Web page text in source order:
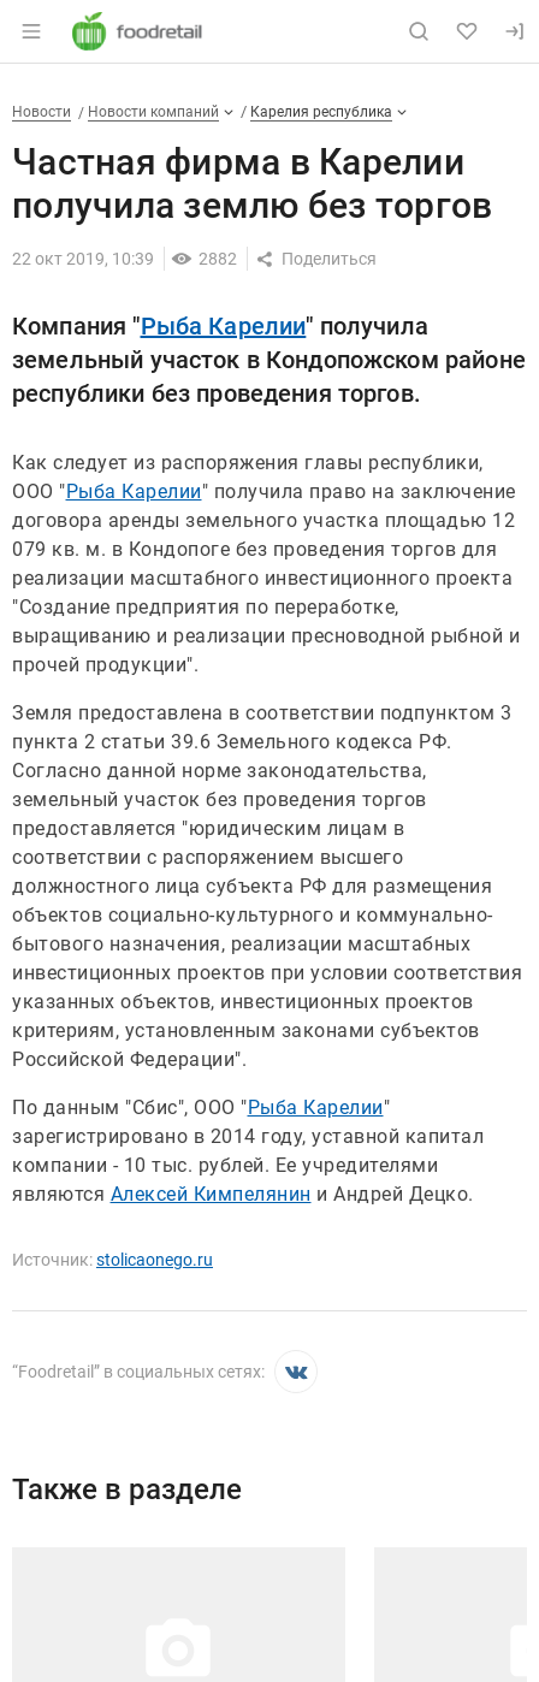
Раздел навигации по сайту
Частная фирма в Карелии
Новости
Разделы
Новости Новости компаний Карелия республика
Частная фирма в Карелии
получила землю без торгов
22 окт 2019, 10:39 2882
Компания "Рыба Карелии" получила
земельный участок в Кондопожском районе
республики без проведения торгов.
Как следует из распоряжения главы республики,
ООО "Рыба Карелии" получила право на заключение
договора аренды земельного участка площадью 12
079 кв. м. в Кондопоге без проведения торгов для
реализации масштабного инвестиционного проекта
"Создание предприятия по переработке,
выращиванию и реализации пресноводной рыбной и
прочей продукции".
Земля предоставлена в соответствии подпунктом 3
пункта 2 статьи 39.6 Земельного кодекса РФ.
Согласно данной норме законодательства,
земельный участок без проведения торгов
предоставляется "юридическим лицам в
соответствии с распоряжением высшего
должностного лица субъекта РФ для размещения
объектов социально-культурного и коммунально-
бытового назначения, реализации масштабных
инвестиционных проектов при условии соответствия
указанных объектов, инвестиционных проектов
критериям, установленным законами субъектов
Российской Федерации".
По данным "Сбис", ООО "Рыба Карелии"
зарегистрировано в 2014 году, уставной капитал
компании - 10 тыс. рублей. Ее учредителями
являются Алексей Кимпелянин и Андрей Децко.
Источник:stolicaonego.ru
“Foodretail” в социальных сетях:
Также в разделе